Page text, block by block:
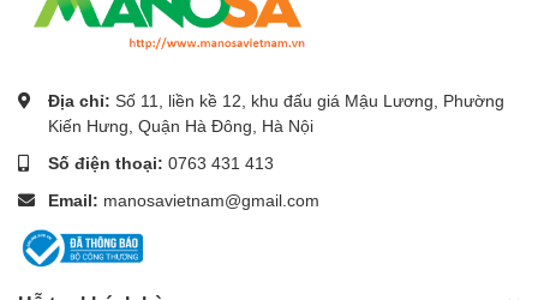
Địa chỉ: Số 11, liền kề 12, khu đấu giá Mậu Lương, Phường
Kiến Hưng, Quận Hà Đông, Hà Nội
Số điện thoại: 0763 431 413
Email: manosavietnam@gmail.com